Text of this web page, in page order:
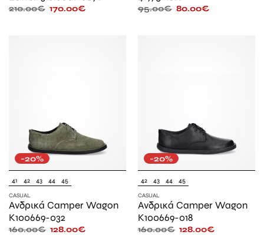
210.00€ 170.00€ 95.00€ 80.00€
-20%
41 42 43 44 45
CASUAL
Ανδρικά Camper Wagon
K100669-032
160.00€ 128.00€
-20%
42 43 44 45
CASUAL
Ανδρικά Camper Wagon
K100669-018
160.00€ 128.00€